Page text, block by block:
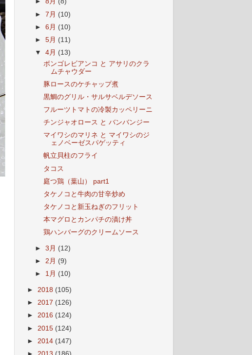
►7月 (10)
►6月 (10)
►5月 (11)
▼4月 (13)
ボンゴレビアンコ と アサリのクラ
ムチャウダー
豚ロースのケチャップ煮
黒鯛のグリル・サルサベルデソース
フルーツトマトの冷製カッペリーニ
チンジャオロース と バンバンジー
マイワシのマリネ と マイワシのジ
ェノベーゼスパゲッティ
帆立貝柱のフライ
タコス
庭つ鶏（葉山） part1
タケノコと牛肉の甘辛炒め
タケノコと新玉ねぎのフリット
本マグロとカンパチの漬け丼
鶏ハンバーグのクリームソース
►3月 (12)
►2月 (9)
► 1月 (10)
► 2018 (105)
► 2017 (126)
► 2016 (124)
► 2015 (124)
► 2014 (147)